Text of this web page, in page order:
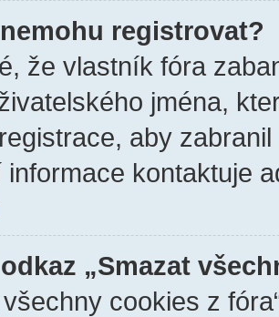
registrovat?
že vlastník fóra
jména,
aby
informace kontaktuje
„Smazat
všechny cookies z